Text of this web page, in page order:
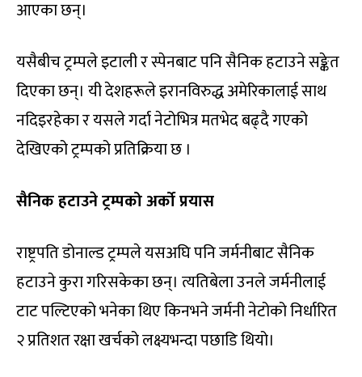
आएका छन्।
यसैबीच ट्रम्पले इटाली र स्पेनबाट पनि सैनिक हटाउने सङ्केत
दिएका छन्। यी देशहरूले इरानविरुद्ध अमेरिकालाई साथ
नदिइरहेका र यसले गर्दा नेटोभित्र मतभेद बढ्दै गएको
देखिएको ट्रम्पको प्रतिक्रिया छ ।
सैनिक हटाउने ट्रम्पको अर्को प्रयास
राष्ट्रपति डोनाल्ड ट्रम्पले यसअघि पनि जर्मनीबाट सैनिक
हटाउने कुरा गरिसकेका छन्। त्यतिबेला उनले जर्मनीलाई
टाट पल्टिएको भनेका थिए किनभने जर्मनी नेटोको निर्धारित
२ प्रतिशत रक्षा खर्चको लक्ष्यभन्दा पछाडि थियो।